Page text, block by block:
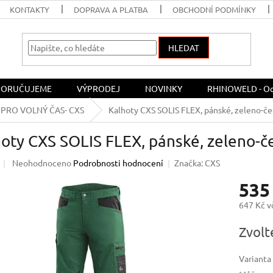
KONTAKTY DOPRAVA A PLATBA OBCHODNÍ PODMÍNKY
HLEDAT
VÝPRODEJ NOVINKY RHINOWELD -
VOLNÝ ČAS- CXS Kalhoty CXS SOLIS FLEX, pánské, zeleno-
CXS SOLIS FLEX, pánské, zeleno-
Průměrné
Neohodnoceno Podrobnosti hodnocení Značka: CXS
647 Kč
cena:
Varianta